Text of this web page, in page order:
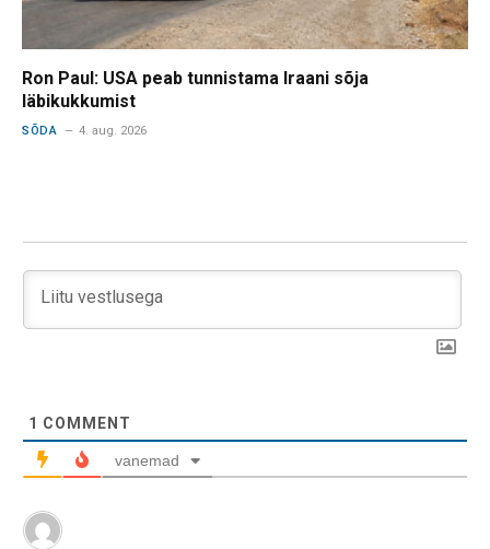
Ron Paul: USA peab tunnistama Iraani sõja
läbikukkumist
SÕDA 4. aug. 2026
1 COMMENT
vanemad